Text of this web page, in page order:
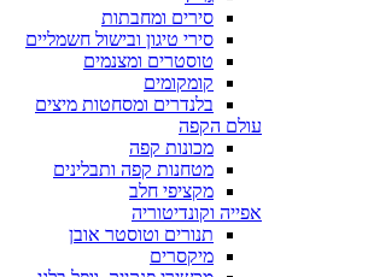
סירים ומחבתות
סירי טיגון ובישול חשמליים
טוסטרים ומצנמים
קומקומים
בלנדרים ומסחטות מיצים
עולם הקפה
מכונות קפה
מטחנות קפה ותבלינים
מקציפי חלב
אפייה וקונדיטוריה
תנורים וטוסטר אובן
מיקסרים